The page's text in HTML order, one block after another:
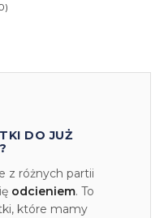
DO JUŻ
z różnych partii
odcieniem. To
które mamy